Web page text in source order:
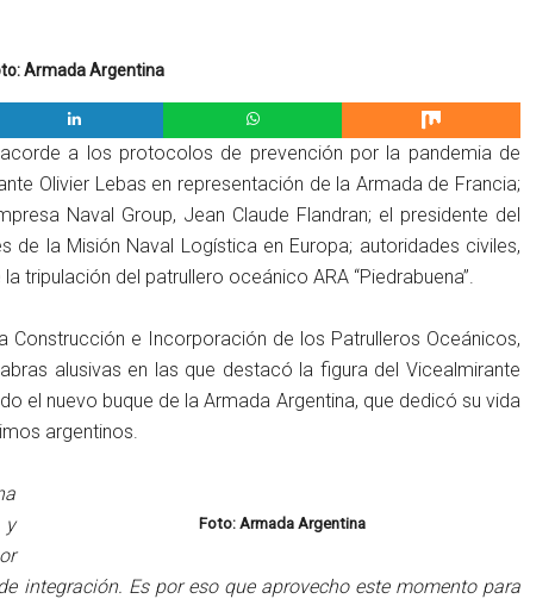
Armada Argentina
a los protocolos de prevención por la pandemia de
Olivier Lebas en representación de la Armada de Francia;
Naval Group, Jean Claude Flandran; el presidente del
de la Misión Naval Logística en Europa; autoridades civiles,
tripulación del patrullero oceánico ARA “Piedrabuena”.
Construcción e Incorporación de los Patrulleros Oceánicos,
alusivas en las que destacó la figura del Vicealmirante
el nuevo buque de la Armada Argentina, que dedicó su vida
argentinos.
Foto: Armada Argentina
y
integración. Es por eso que aprovecho este momento para